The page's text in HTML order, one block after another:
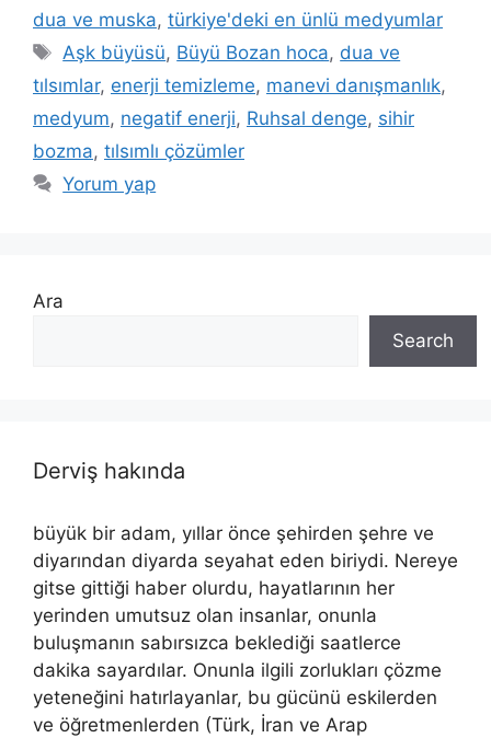
dua ve muska, türkiye'deki en ünlü medyumlar
Aşk büyüsü, Büyü Bozan hoca, dua ve
tılsımlar, enerji temizleme, manevi danışmanlık,
medyum, negatif enerji, Ruhsal denge, sihir
bozma, tılsımlı çözümler
Yorum yap
Ara
Search
Derviş hakında
büyük bir adam, yıllar önce şehirden şehre ve
diyarından diyarda seyahat eden biriydi. Nereye
gitse gittiği haber olurdu, hayatlarının her
yerinden umutsuz olan insanlar, onunla
buluşmanın sabırsızca beklediği saatlerce
dakika sayardılar. Onunla ilgili zorlukları çözme
yeteneğini hatırlayanlar, bu gücünü eskilerden
ve öğretmenlerden (Türk, İran ve Arap